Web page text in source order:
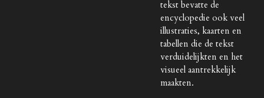
tekst bevatte de
encyclopedie ook veel
illustraties, kaarten en
tabellen die de tekst
verduidelijkten en het
visueel aantrekkelijk
maakten.